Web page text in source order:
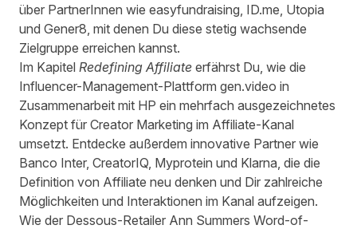
über PartnerInnen wie easyfundraising ID.me Utopia
und Gener8 , mit denen Du diese stetig wachsende
Zielgruppe erreichen kannst.
Im Kapitel Redefining Affiliate erfährst Du, wie die
Influencer-Management-Plattform gen.video in
Zusammenarbeit mit HP ein mehrfach ausgezeichnetes
Konzept für Creator Marketing im Affiliate-Kanal
umsetzt. Entdecke außerdem innovative Partner wie
Banco Inter, CreatorIQ Myprotein und Klarna , die die
Definition von Affiliate neu denken und Dir zahlreiche
Möglichkeiten und Interaktionen im Kanal aufzeigen.
Wie der Dessous-Retailer Ann Summers Word-of-